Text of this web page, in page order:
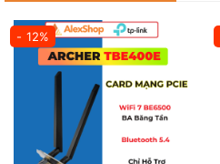
- 12%